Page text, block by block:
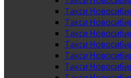
Такси
Такси
Такси
Такси
Такси
Такси